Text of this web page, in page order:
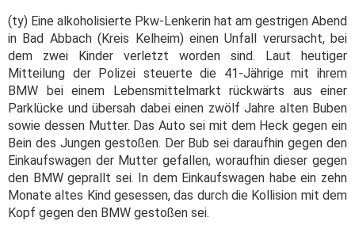
(ty) Eine alkoholisierte Pkw-Lenkerin hat am gestrigen Abend
in Bad Abbach (Kreis Kelheim) einen Unfall verursacht, bei
dem zwei Kinder verletzt worden sind. Laut heutiger
Mitteilung der Polizei steuerte die 41-Jährige mit ihrem
BMW bei einem Lebensmittelmarkt rückwärts aus einer
Parklücke und übersah dabei einen zwölf Jahre alten Buben
sowie dessen Mutter. Das Auto sei mit dem Heck gegen ein
Bein des Jungen gestoßen. Der Bub sei daraufhin gegen den
Einkaufswagen der Mutter gefallen, woraufhin dieser gegen
den BMW geprallt sei. In dem Einkaufswagen habe ein zehn
Monate altes Kind gesessen, das durch die Kollision mit dem
Kopf gegen den BMW gestoßen sei.